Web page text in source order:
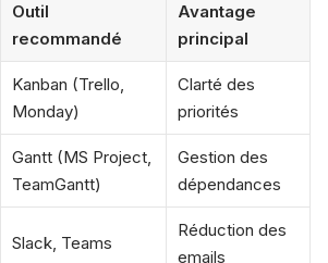
Outil
recommandé
Avantage
principal
Kanban (Trello,
Monday)
Clarté des
priorités
Gantt (MS Project,
TeamGantt)
Gestion des
dépendances
Slack, Teams
Réduction des
emails